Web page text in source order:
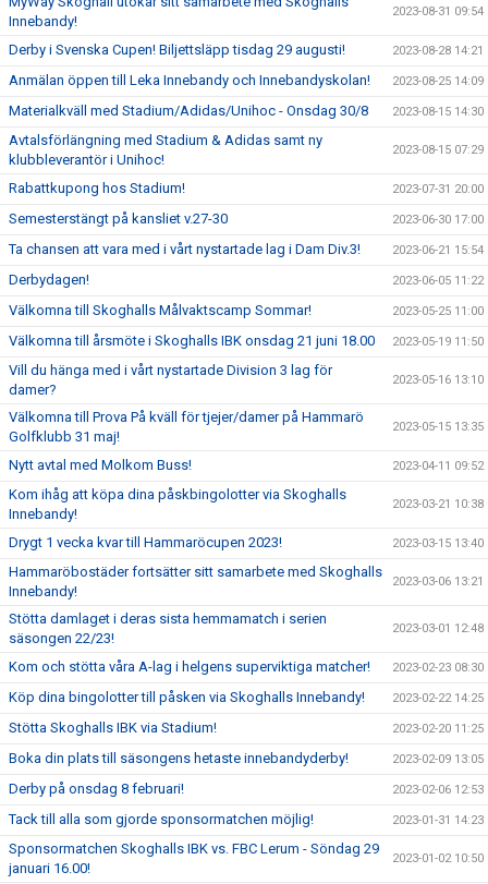
Innebandy!
2023-08-31 09:54
Derby i Svenska Cupen! Biljettsläpp tisdag 29 augusti! 2023-08-28 14:21
Anmälan öppen till Leka Innebandy och Innebandyskolan! 2023-08-25 14:09
Materialkväll med Stadium/Adidas/Unihoc - Onsdag 30/8 2023-08-15 14:30
Avtalsförlängning med Stadium & Adidas samt ny
klubbleverantör i Unihoc!
2023-08-15 07:29
Rabattkupong hos Stadium! 2023-07-31 20:00
Semesterstängt på kansliet v.27-30 2023-06-30 17:00
Ta chansen att vara med i vårt nystartade lag i Dam Div.3! 2023-06-21 15:54
Derbydagen! 2023-06-05 11:22
Välkomna till Skoghalls Målvaktscamp Sommar! 2023-05-25 11:00
Välkomna till årsmöte i Skoghalls IBK onsdag 21 juni 18.00 2023-05-19 11:50
Vill du hänga med i vårt nystartade Division 3 lag för
damer?
2023-05-16 13:10
Välkomna till Prova På kväll för tjejer/damer på Hammarö
Golfklubb 31 maj!
2023-05-15 13:35
Nytt avtal med Molkom Buss! 2023-04-11 09:52
Kom ihåg att köpa dina påskbingolotter via Skoghalls
Innebandy!
2023-03-21 10:38
Drygt 1 vecka kvar till Hammaröcupen 2023! 2023-03-15 13:40
Hammaröbostäder fortsätter sitt samarbete med Skoghalls
Innebandy!
2023-03-06 13:21
Stötta damlaget i deras sista hemmamatch i serien
säsongen 22/23!
2023-03-01 12:48
Kom och stötta våra A-lag i helgens superviktiga matcher! 2023-02-23 08:30
Köp dina bingolotter till påsken via Skoghalls Innebandy! 2023-02-22 14:25
Stötta Skoghalls IBK via Stadium! 2023-02-20 11:25
Boka din plats till säsongens hetaste innebandyderby! 2023-02-09 13:05
Derby på onsdag 8 februari! 2023-02-06 12:53
Tack till alla som gjorde sponsormatchen möjlig! 2023-01-31 14:23
Sponsormatchen Skoghalls IBK vs. FBC Lerum - Söndag 29
januari 16.00!
2023-01-02 10:50